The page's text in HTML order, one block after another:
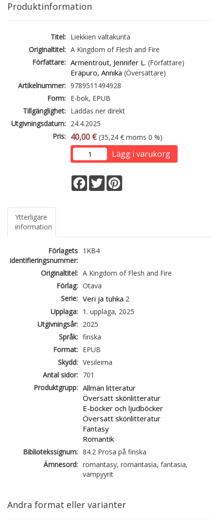
Produktinformation
Titel: Liekkien valtakunta
Originaltitel: A Kingdom of Flesh and Fire
Författare: Armentrout, Jennifer L. (Författare)
Eräpuro, Annika (Översättare)
Artikelnummer: 9789511494928
Form: E-bok, EPUB
Tillgänglighet: Laddas ner direkt
Utgivningsdatum: 24.4.2025
Pris: 40,00 € (35,24 € moms 0 %)
Lägg i varukorg
Facebook
Twitter
Ytterligare
information
Förlagets
identifieringsnummer:
1KB4
Originaltitel: A Kingdom of Flesh and Fire
Förlag: Otava
Serie: Veri ja tuhka 2
Upplaga: 1. upplaga, 2025
Utgivningsår: 2025
Språk: finska
Format: EPUB
Skydd: Vesileima
Antal sidor: 701
Produktgrupp: Allmän litteratur
Översatt skönlitteratur
E-böcker och ljudböcker
Översatt skönlitteratur
Fantasy
Romantik
Bibliotekssignum: 84.2 Prosa på finska
Ämnesord: romantasy, romantasia, fantasia,
vampyyrit
Andra format eller varianter